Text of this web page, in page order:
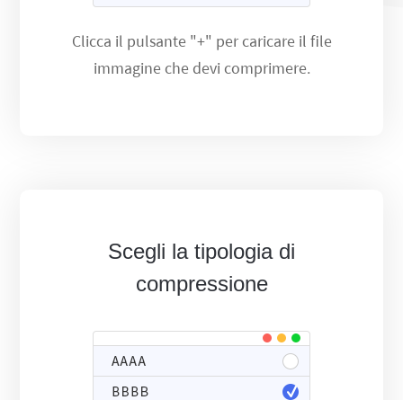
Clicca il pulsante "+" per caricare il file
immagine che devi comprimere.
Scegli la tipologia di
compressione